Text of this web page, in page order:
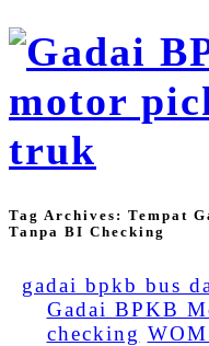
Tag Archives: Tempat
Tanpa BI Checking
gadai bpkb bus
Gadai BPKB
checking